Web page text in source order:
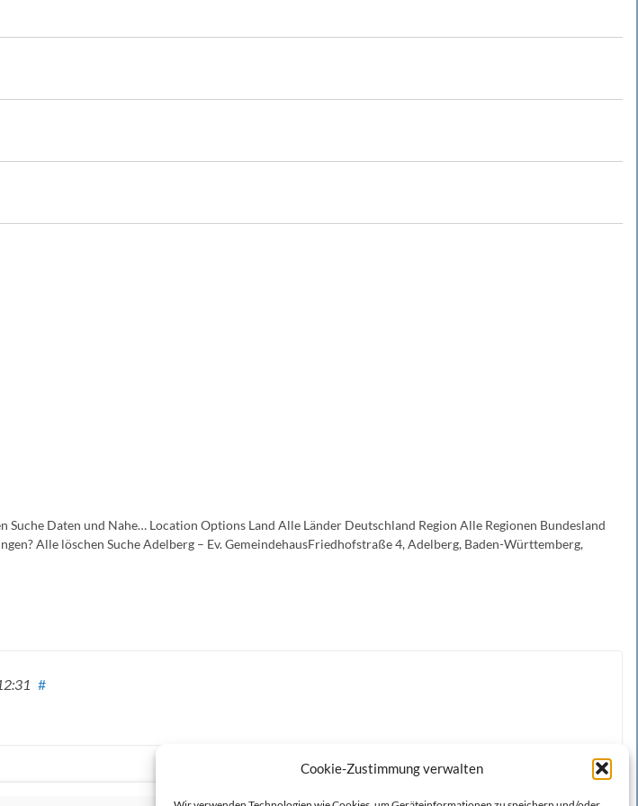
Cookie-Zustimmung verwalten
Daten und Nahe… Location Options Land Alle Länder Deutschland Region Alle Regionen Bundesland
Alle löschen Suche Adelberg – Ev. GemeindehausFriedhofstraße 4, Adelberg, Baden-Württemberg,
#